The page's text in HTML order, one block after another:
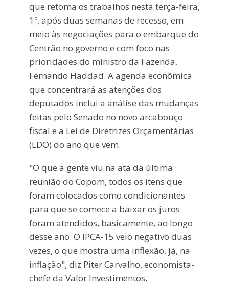
que retoma os trabalhos nesta terça-feira,
1º, após duas semanas de recesso, em
meio às negociações para o embarque do
Centrão no governo e com foco nas
prioridades do ministro da Fazenda,
Fernando Haddad. A agenda econômica
que concentrará as atenções dos
deputados inclui a análise das mudanças
feitas pelo Senado no novo arcabouço
fiscal e a Lei de Diretrizes Orçamentárias
(LDO) do ano que vem.
"O que a gente viu na ata da última
reunião do Copom, todos os itens que
foram colocados como condicionantes
para que se comece a baixar os juros
foram atendidos, basicamente, ao longo
desse ano. O IPCA-15 veio negativo duas
vezes, o que mostra uma inflexão, já, na
inflação", diz Piter Carvalho, economista-
chefe da Valor Investimentos,